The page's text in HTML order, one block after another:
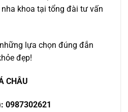
khoa tại tổng đài tư vấn
lựa chọn đúng đắn
đẹp!
CHÂU
0987302621